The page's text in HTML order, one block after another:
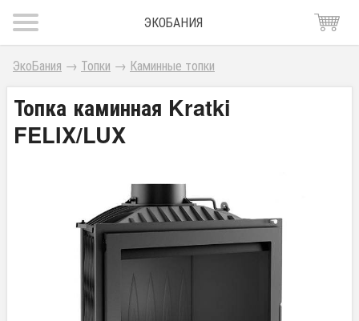
ЭКОБАНИЯ
ЭкоБания → Топки → Каминные топки
Топка каминная Kratki
FELIX/LUX